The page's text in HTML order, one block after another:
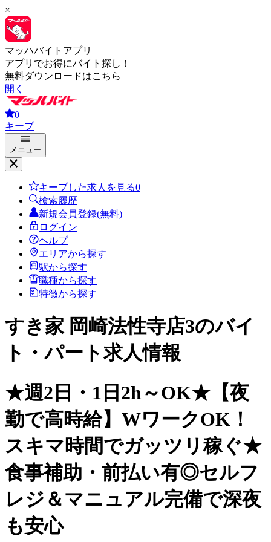
×
マッハバイトアプリ
アプリでお得にバイト探し！
無料ダウンロードはこちら
開く
0
キープ
メニュー
キープした求人を見る0
検索履歴
新規会員登録(無料)
ログイン
ヘルプ
エリアから探す
駅から探す
職種から探す
特徴から探す
すき家 岡崎法性寺店3のバイ
ト・パート求人情報
★週2日・1日2h～OK★【夜
勤で高時給】WワークOK！
スキマ時間でガッツリ稼ぐ★
食事補助・前払い有◎セルフ
レジ＆マニュアル完備で深夜
も安心